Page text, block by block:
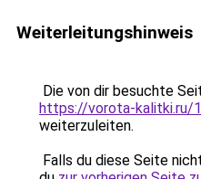
Weiterleitungshinweis
Die von dir besuchte
https://vorota-kalitki.ru/
weiterzuleiten.
Falls du diese Seite